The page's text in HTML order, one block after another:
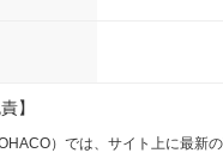
】
）では、サイト上に最新